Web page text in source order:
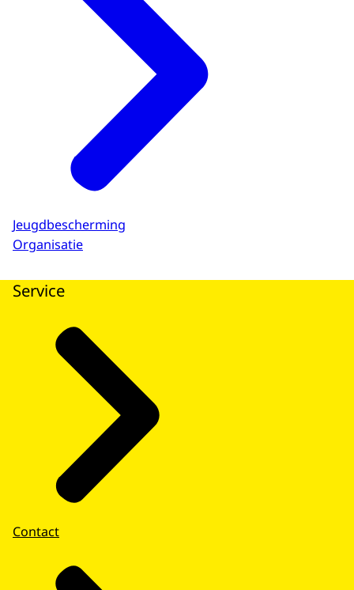
Jeugdbescherming
Organisatie
Service
Contact